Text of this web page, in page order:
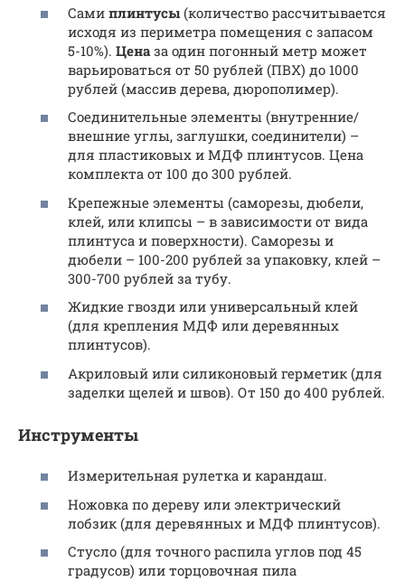
Сами плинтусы (количество рассчитывается
исходя из периметра помещения с запасом
5-10%). Цена за один погонный метр может
варьироваться от 50 рублей (ПВХ) до 1000
рублей (массив дерева, дюрополимер).
Соединительные элементы (внутренние/
внешние углы, заглушки, соединители) –
для пластиковых и МДФ плинтусов. Цена
комплекта от 100 до 300 рублей.
Крепежные элементы (саморезы, дюбели,
клей, или клипсы – в зависимости от вида
плинтуса и поверхности). Саморезы и
дюбели – 100-200 рублей за упаковку, клей –
300-700 рублей за тубу.
Жидкие гвозди или универсальный клей
(для крепления МДФ или деревянных
плинтусов).
Акриловый или силиконовый герметик (для
заделки щелей и швов). От 150 до 400 рублей.
Инструменты
Измерительная рулетка и карандаш.
Ножовка по дереву или электрический
лобзик (для деревянных и МДФ плинтусов).
Стусло (для точного распила углов под 45
градусов) или торцовочная пила